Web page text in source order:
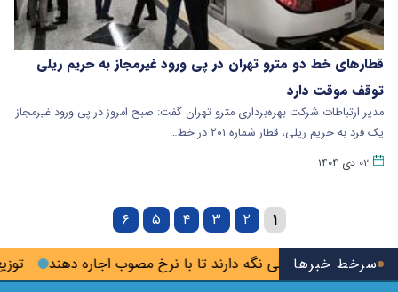
سرخط خبرها توزیع کالاهای اساسی ۳ برابر تقاضاست/ را خالی نگه دارند تا با نرخ مصوب اجاره دهند
قطارهای خط دو مترو تهران در پی ورود غیرمجاز به حریم ریلی
توقف موقت دارد
مدیر ارتباطات شرکت بهره‌برداری مترو تهران گفت: صبح امروز در پی ورود غیرمجاز
یک فرد به حریم ریلی، قطار شماره ۲۰۱ در خط…
۰۲ دی ۱۴۰۴
۱ ۲ ۳ ۴ ۵ ۶